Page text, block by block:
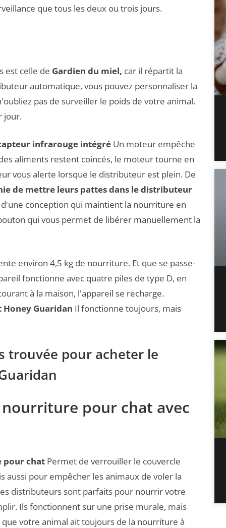
que tous les deux ou trois jours.
est celle de Gardien du miel, car il répartit la
automatique, vous pouvez personnaliser la
pas de surveiller le poids de votre animal.
jour.
infrarouge intégré Un moteur empêche
aliments restent coincés, le moteur tourne en
vous alerte lorsque le distributeur est plein. De
de mettre leurs pattes dans le distributeur
conception qui maintient la nourriture en
qui vous permet de libérer manuellement la
environ 4,5 kg de nourriture. Et que se passe-
fonctionne avec quatre piles de type D, en
à la maison, l'appareil se recharge.
Guaridan Il fonctionne toujours, mais
trouvée pour acheter le
pour chat avec
pour chat Permet de verrouiller le couvercle
aussi pour empêcher les animaux de voler la
distributeurs sont parfaits pour nourrir votre
Ils fonctionnent sur une prise murale, mais
votre animal ait toujours de la nourriture à